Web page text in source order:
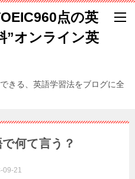
点の英
”オンライン英
きる、英語学習法をブログに全
何て言う？
09-21